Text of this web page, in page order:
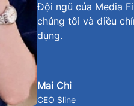
Đội ngũ của Media
chúng tôi và điều
dụng.
Mai Chi
CEO Sline